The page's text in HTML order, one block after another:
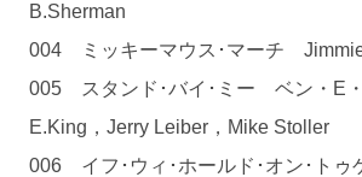
B.Sherman
004 ミッキーマウス･マーチ
005 スタンド･バイ･ミー ベン・E
E.King，Jerry Leiber，Mike Stoller
006 イフ･ウィ･ホールド･オン･ト